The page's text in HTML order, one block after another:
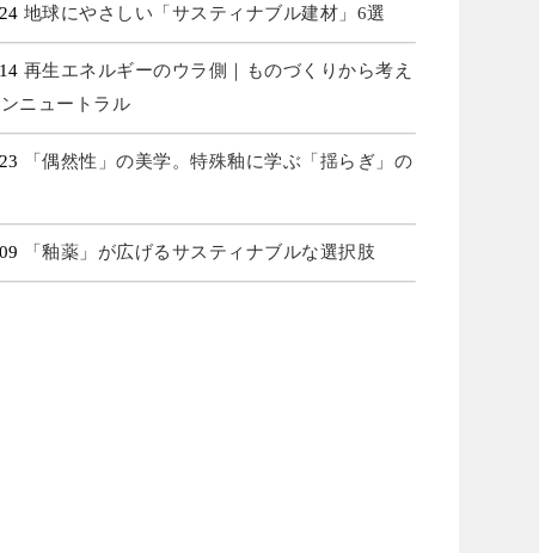
地球にやさしい「サスティナブル建材」6選
再生エネルギーのウラ側｜ものづくりから考え
ニュートラル
「偶然性」の美学。特殊釉に学ぶ「揺らぎ」の
「釉薬」が広げるサスティナブルな選択肢